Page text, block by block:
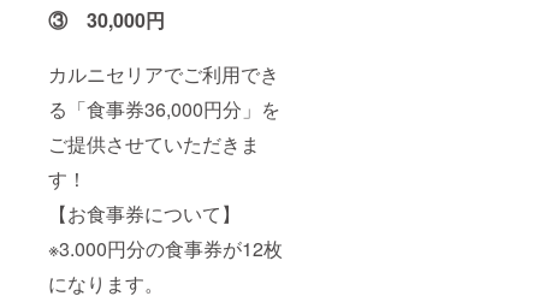
③ 30,000円
カルニセリアでご利用でき
る「食事券36,000円分」を
ご提供させていただきま
す！
【お食事券について】
※3.000円分の食事券が12枚
になります。